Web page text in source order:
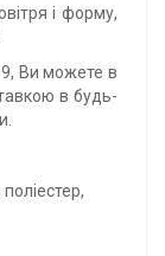
і форму,
Ви можете в
в будь-